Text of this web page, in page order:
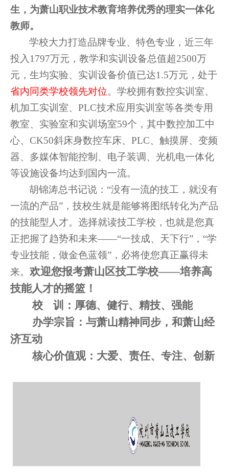
生，为萧山职业技术教育培养优秀的理实一体化
教师。
学校大力打造品牌专业、特色专业，近三年
投入 1797万元，教学和实训设备总值超2500万
元，生均实验、实训设备价值已达1.5万元，处于
省内同类学校领先对位。学校拥有数控实训室、
机加工实训室、 PLC技术应用实训室等各类专用
教室、实验室和实训场室59个，其中数控加工中
心、 CK50斜床身数控车床、 PLC、触摸屏、变频
器、多媒体智能控制、电子装调、光机电一体化
等设施设备均达到国内一流。
胡锦涛总书记说：“没有一流的技工，就没有
一流的产品”，技校生就是能够将图纸转化为产品
的技能型人才。选择就读技工学校，也就是您真
正把握了趋势和未来——“一技成、天下行”，“学
专业技能，做金色蓝领”，必将使您真正赢得未
来。 欢迎您报考萧山区技工学校——培养高
技能人才的摇篮！
校
训：厚德、健行、精技、强能
办学宗旨：与萧山精神同步，和萧山经
济互动
核心价值观：大爱、责任、专注、创新